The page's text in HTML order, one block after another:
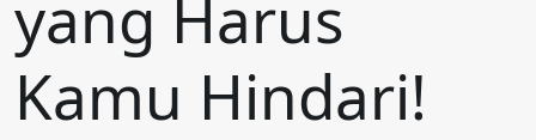
yang Harus
Kamu Hindari!